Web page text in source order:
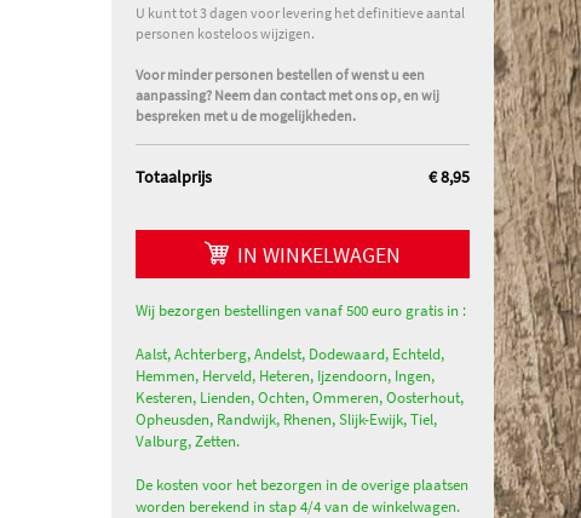
U kunt tot 3 dagen voor levering het definitieve aantal
personen kosteloos wijzigen.
Voor minder personen bestellen of wenst u een
aanpassing? Neem dan contact met ons op, en wij
bespreken met u de mogelijkheden.
Totaalprijs € 8,95
IN WINKELWAGEN
Wij bezorgen bestellingen vanaf 500 euro gratis in :
Aalst, Achterberg, Andelst, Dodewaard, Echteld,
Hemmen, Herveld, Heteren, Ijzendoorn, Ingen,
Kesteren, Lienden, Ochten, Ommeren, Oosterhout,
Opheusden, Randwijk, Rhenen, Slijk-Ewijk, Tiel,
Valburg, Zetten.
De kosten voor het bezorgen in de overige plaatsen
worden berekend in stap 4/4 van de winkelwagen.